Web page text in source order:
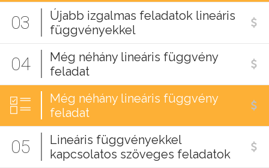
03
Újabb izgalmas feladatok lineáris
függvényekkel
04
Még néhány lineáris függvény
feladat
Még néhány lineáris függvény
feladat
05
Lineáris függvényekkel
kapcsolatos szöveges feladatok